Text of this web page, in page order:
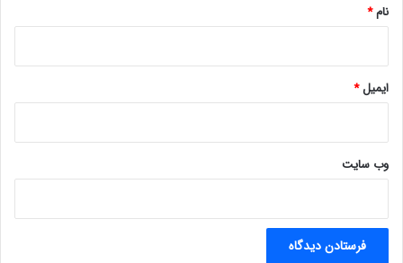
خ
و
ه
د
ب
د
نام*
ایمیل*
وب‌ سایت